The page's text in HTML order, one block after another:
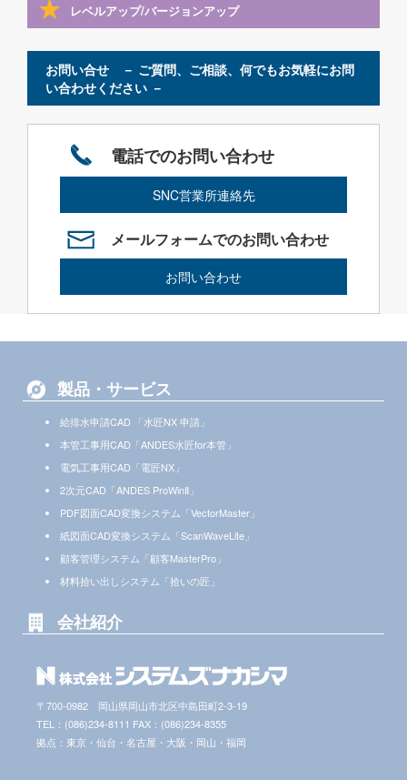
レベルアップ/バージョンアップ
お問い合せ － ご質問、ご相談、何でもお気軽にお問
い合わせください －
電話でのお問い合わせ
SNC営業所連絡先
メールフォームでのお問い合わせ
お問い合わせ
製品・サービス
給排水申請CAD 「水匠NX 申請」
本管工事用CAD「ANDES水匠for本管」
電気工事用CAD「電匠NX」
2次元CAD「ANDES ProWinⅡ」
PDF図面CAD変換システム「VectorMaster」
紙図面CAD変換システム「ScanWaveLite」
顧客管理システム「顧客MasterPro」
材料拾い出しシステム「拾いの匠」
会社紹介
〒700-0982 岡山県岡山市北区中島田町2-3-19
TEL：(086)234-8111 FAX：(086)234-8355
拠点：東京・仙台・名古屋・大阪・岡山・福岡